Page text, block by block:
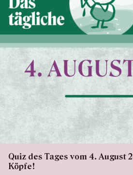
Quiz des Tages vom 4. August
Köpfe!